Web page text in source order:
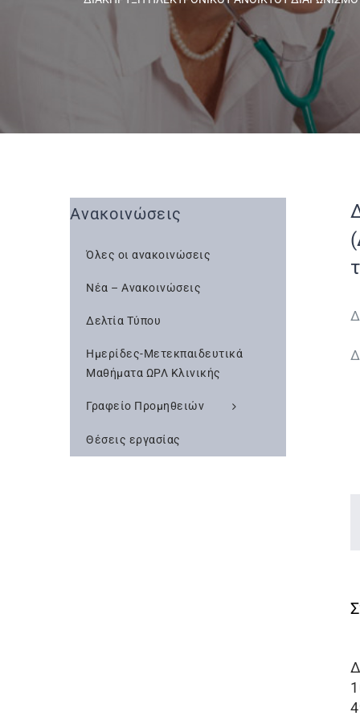
Ανακοινώσεις
Όλες οι ανακοινώσεις
Νέα – Ανακοινώσεις
Δελτία Τύπου
Ημερίδες-Μετεκπαιδευτικά
Μαθήματα ΩΡΛ Κλινικής
Γραφείο Προμηθειών
Θέσεις εργασίας